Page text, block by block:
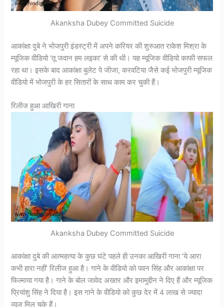
Akanksha Dubey Committed Suicide
आकांक्षा दुबे ने भोजपुरी इंडस्ट्री में अपने करियर की शुरुआत राकेश मिश्रा के
म्यूजिक वीडियो ‘तू जवान हम लइका’ से की थी। यह म्यूजिक वीडियो काफी सफल
रहा था। इसके बाद आकांक्षा बुलेट पे जीजा, करवटिया जैसे कई भोजपुरी म्यूजिक
वीडियो में भोजपुरी के हर सितारों के साथ काम कर चुकी हैं।
रिलीज हुआ आखिरी गाना
Akanksha Dubey Committed Suicide
आकांक्षा दुबे की आत्महत्या के कुछ घंटे पहले ही उनका आखिरी गाना ‘ये आरा
कभी हारा नहीं’ रिलीज हुआ है। गाने के वीडियो को पवन सिंह और आकांक्षा पर
फिल्माया गया है। गाने के बोल जावेद अख्तर और इमामुद्दीन ने दिए हैं और म्यूजिक
प्रियांशु सिंह ने दिया है। इस गाने के वीडियो को कुछ देर में 4 लाख से ज्यादा
व्यूज मिल चुके हैं।